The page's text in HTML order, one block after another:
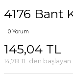
4176 Bant
0 Yorum
145,04 TL
14,78 TL den